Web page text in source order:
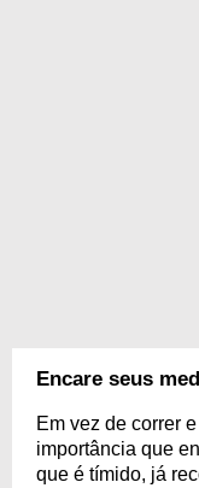
Encare seus
Em vez de correr
importância que
que é tímido, já